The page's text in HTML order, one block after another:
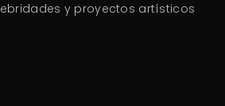
y proyectos artísticos